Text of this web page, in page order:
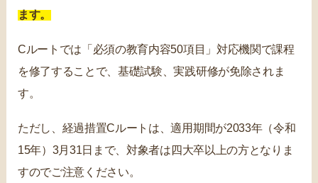
ます。
Cルートでは「必須の教育内容50項目」対応機関で課程
を修了することで、基礎試験、実践研修が免除されま
す。
ただし、経過措置Cルートは、適用期間が2033年（令和
15年）3月31日まで、対象者は四大卒以上の方となりま
すのでご注意ください。